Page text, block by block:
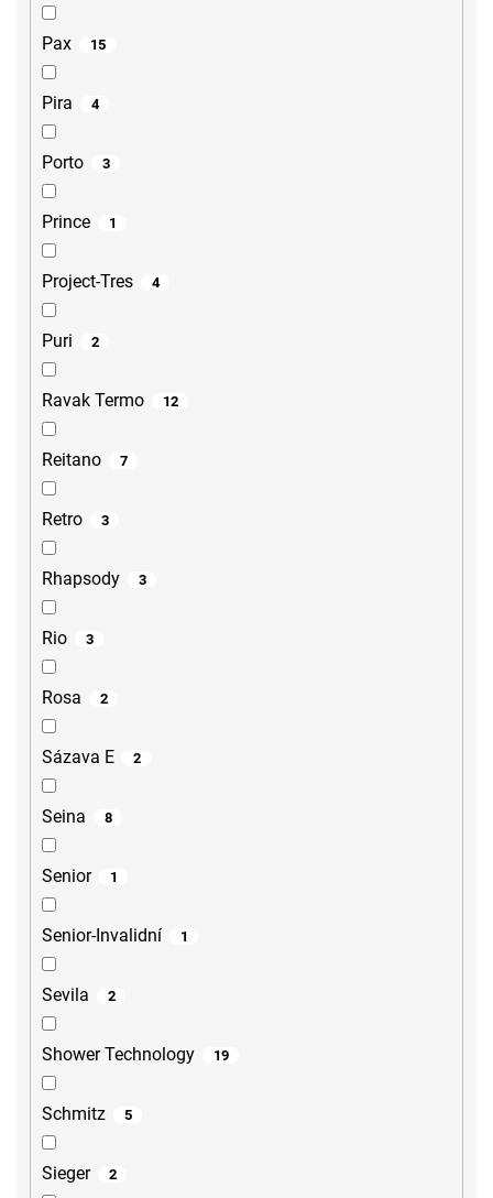
Pax 15
Pira 4
Porto 3
Prince 1
Project-Tres 4
Puri 2
Ravak Termo 12
Reitano 7
Retro 3
Rhapsody 3
Rio 3
Rosa 2
Sázava E 2
Seina 8
Senior 1
Senior-Invalidní 1
Sevila 2
Shower Technology 19
Schmitz 5
Sieger 2